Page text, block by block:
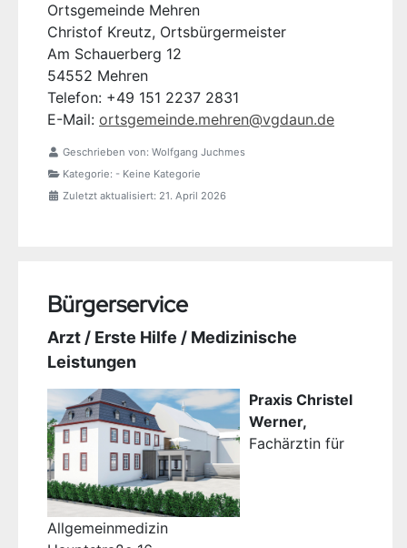
Ortsgemeinde Mehren
Christof Kreutz, Ortsbürgermeister
Am Schauerberg 12
54552 Mehren
Telefon: +49 151 2237 2831
E-Mail: ortsgemeinde.mehren@vgdaun.de
Geschrieben von: Wolfgang Juchmes
Kategorie: - Keine Kategorie
Zuletzt aktualisiert: 21. April 2026
Bürgerservice
Arzt / Erste Hilfe / Medizinische
Leistungen
Praxis Christel
Werner,
Fachärztin für
Allgemeinmedizin